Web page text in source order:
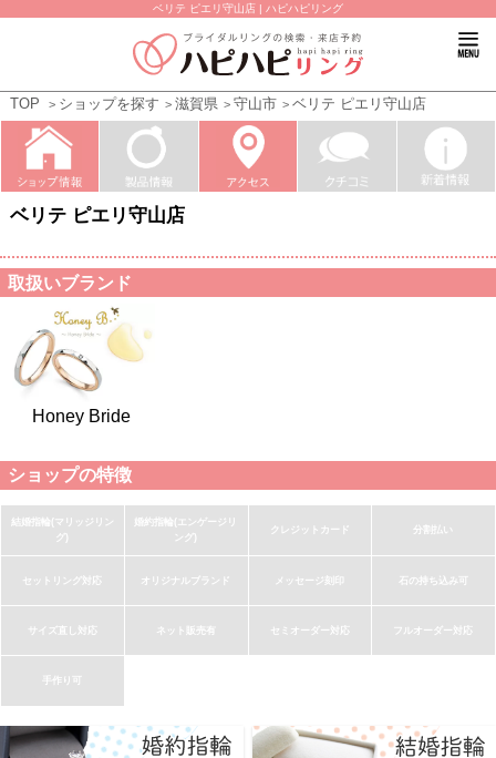
ベリテ ピエリ守山店 | ハピハピリング
TOP ショップを探す 滋賀県 守山市 ベリテ ピエリ守山店
ベリテ ピエリ守山店
取扱いブランド
Honey Bride
ショップの特徴
結婚指輪(マリッジリン
グ)
婚約指輪(エンゲージリ
ング)
クレジットカード 分割払い
セットリング対応 オリジナルブランド メッセージ刻印 石の持ち込み可
サイズ直し対応 ネット販売有 セミオーダー対応 フルオーダー対応
手作り可